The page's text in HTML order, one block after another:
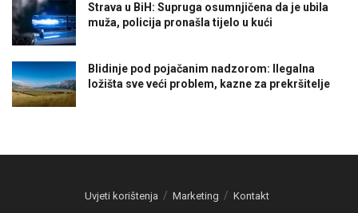
Strava u BiH: Supruga osumnjičena da je ubila
muža, policija pronašla tijelo u kući
Blidinje pod pojačanim nadzorom: Ilegalna
ložišta sve veći problem, kazne za prekršitelje
Uvjeti korištenja Marketing Kontakt